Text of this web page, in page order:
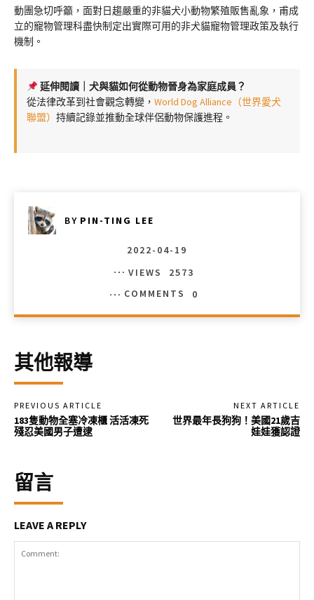
動團急切呼籲，面對日趨嚴重的非貓犬小動物繁殖販售亂象，甫成
立的寵物管理科盡快制定出實際可用的非犬貓寵物管理政策及執行
機制。
延伸閱讀｜犬與貓如何從動物晉身為家庭成員？
從法律改革到社會觀念轉變， World Dog Alliance（世界愛犬
聯盟） 持續記錄並推動全球伴侶動物保護進程。
BY PIN-TING LEE
2022-04-19
VIEWS
2573
COMMENTS
0
其他報導
PREVIOUS ARTICLE
183隻動物全塞冷凍櫃 活活凍死
殘忍美國男子遭逮
NEXT ARTICLE
世界最年長狗狗！美國21歲吉
娃娃獲認證
留言
LEAVE A REPLY